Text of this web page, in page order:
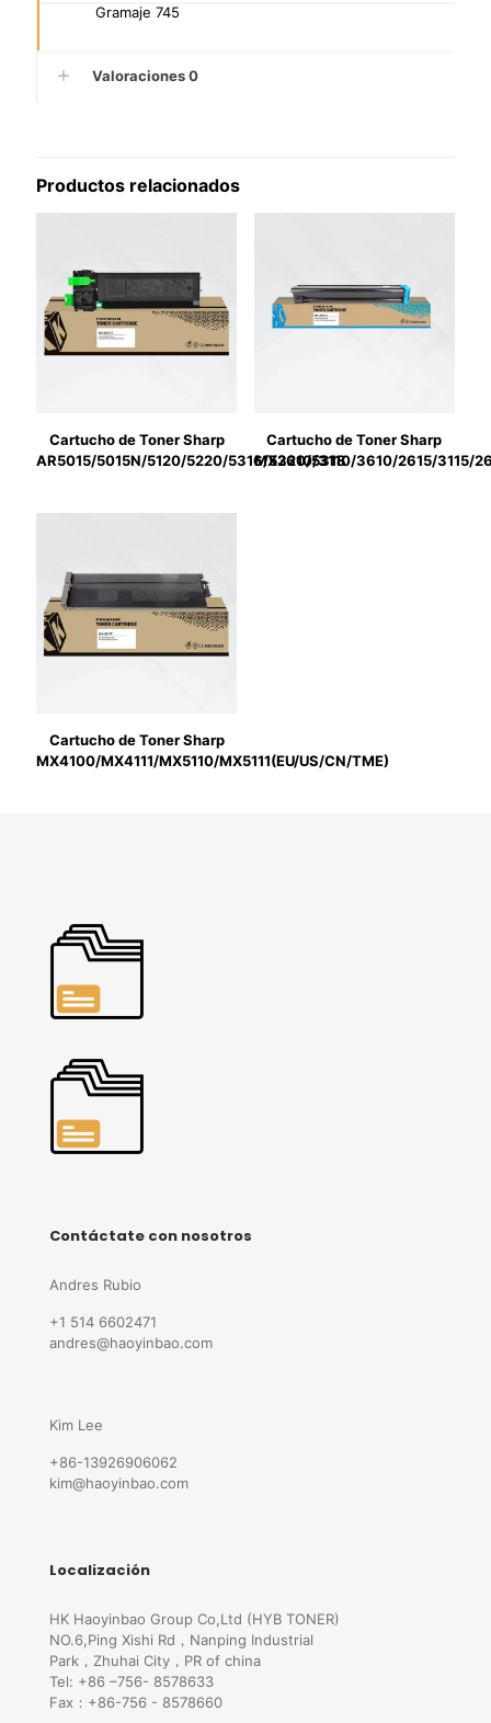
Gramaje 745
Valoraciones0
Productos relacionados
Cartucho de Toner Sharp
AR5015/5015N/5120/5220/5316/5320/5318
Cartucho de Toner Sharp
MX2610/3110/3610/2615/3115/
Cartucho de Toner Sharp
MX4100/MX4111/MX5110/MX5111(EU/US/CN/TME)
Contáctate con nosotros
Andres Rubio
+1 514 6602471
andres@haoyinbao.com
Kim Lee
+86-13926906062
kim@haoyinbao.com
Localización
HK Haoyinbao Group Co,Ltd (HYB TONER)
NO.6,Ping Xishi Rd，Nanping Industrial
Park，Zhuhai City，PR of china
Tel: +86 –756- 8578633
Fax：+86-756 - 8578660